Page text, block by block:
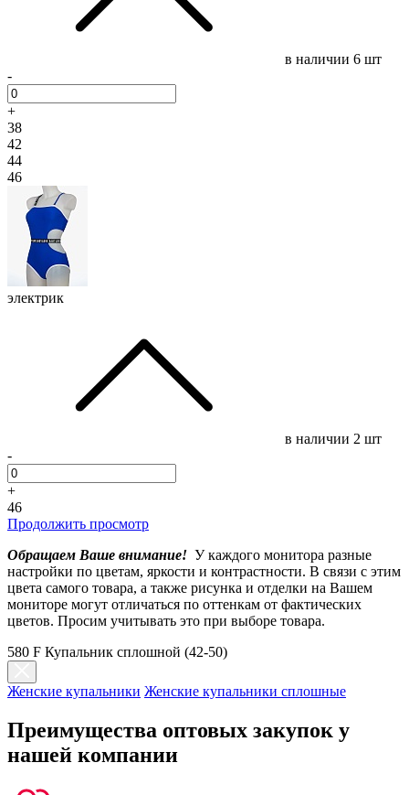
в наличии 6 шт
-
+
38
42
44
46
электрик
в наличии 2 шт
-
+
46
Продолжить просмотр
Обращаем Ваше внимание! У каждого монитора разные
настройки по цветам, яркости и контрастности. В связи с этим
цвета самого товара, а также рисунка и отделки на Вашем
мониторе могут отличаться по оттенкам от фактических
цветов. Просим учитывать это при выборе товара.
580 F Купальник сплошной (42-50)
Женские купальники Женские купальники сплошные
Преимущества оптовых закупок у
нашей компании